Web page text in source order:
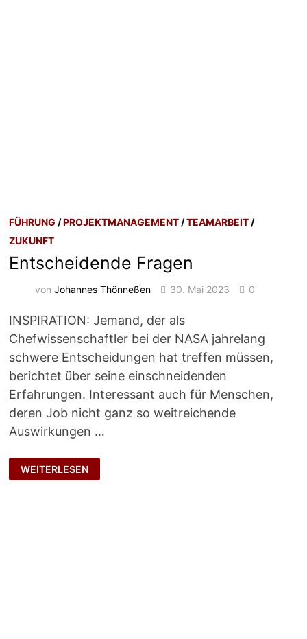
FÜHRUNG /PROJEKTMANAGEMENT /TEAMARBEIT /
ZUKUNFT
Entscheidende Fragen
vonJohannes Thönneßen 30. Mai 2023 0
INSPIRATION: Jemand, der als
Chefwissenschaftler bei der NASA jahrelang
schwere Entscheidungen hat treffen müssen,
berichtet über seine einschneidenden
Erfahrungen. Interessant auch für Menschen,
deren Job nicht ganz so weitreichende
Auswirkungen …
ENTSCHEIDENDE
FRAGEN
WEITERLESEN